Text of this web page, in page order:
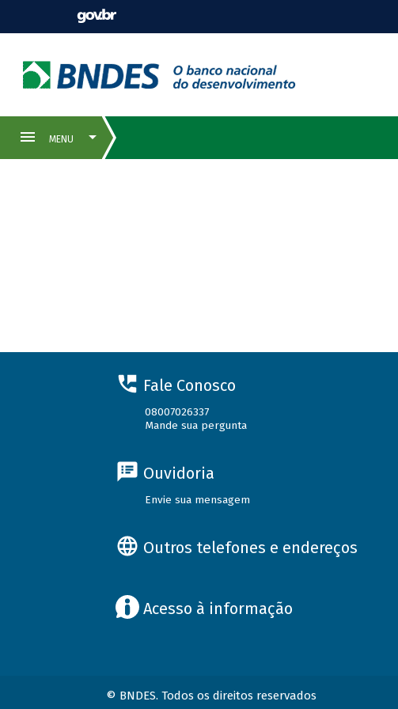
Fale Conosco
08007026337
Mande sua pergunta
Ouvidoria
Envie sua mensagem
Outros telefones e endereços
Acesso à informação
© BNDES. Todos os direitos reservados